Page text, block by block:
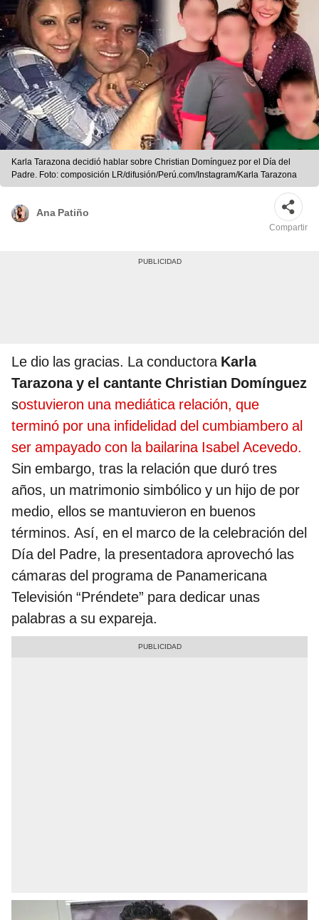
Karla Tarazona decidió hablar sobre Christian Domínguez por el Día del
Padre. Foto: composición LR/difusión/Perú.com/Instagram/Karla Tarazona
Ana Patiño
Compartir
Le dio las gracias. La conductoraKarla
Tarazona y el cantante Christian Domínguez
sostuvieron una mediática relación, que
terminó por una infidelidad del cumbiambero al
ser ampayado con la bailarina Isabel Acevedo.
Sin embargo, tras la relación que duró tres
años, un matrimonio simbólico y un hijo de por
medio, ellos se mantuvieron en buenos
términos. Así, en el marco de la celebración del
Día del Padre, la presentadora aprovechó las
cámaras del programa de Panamericana
Televisión “Préndete” para dedicar unas
palabras a su expareja.